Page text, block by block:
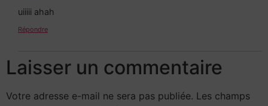
uiiiii ahah
Répondre
Laisser un commentaire
Votre adresse e-mail ne sera pas publiée. Les champs